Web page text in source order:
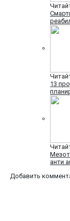
13
анти
Добавить